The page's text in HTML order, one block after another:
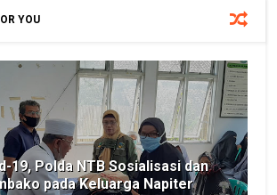
YOU
19, Polda NTB Sosialisasi dan
pada Keluarga Napiter